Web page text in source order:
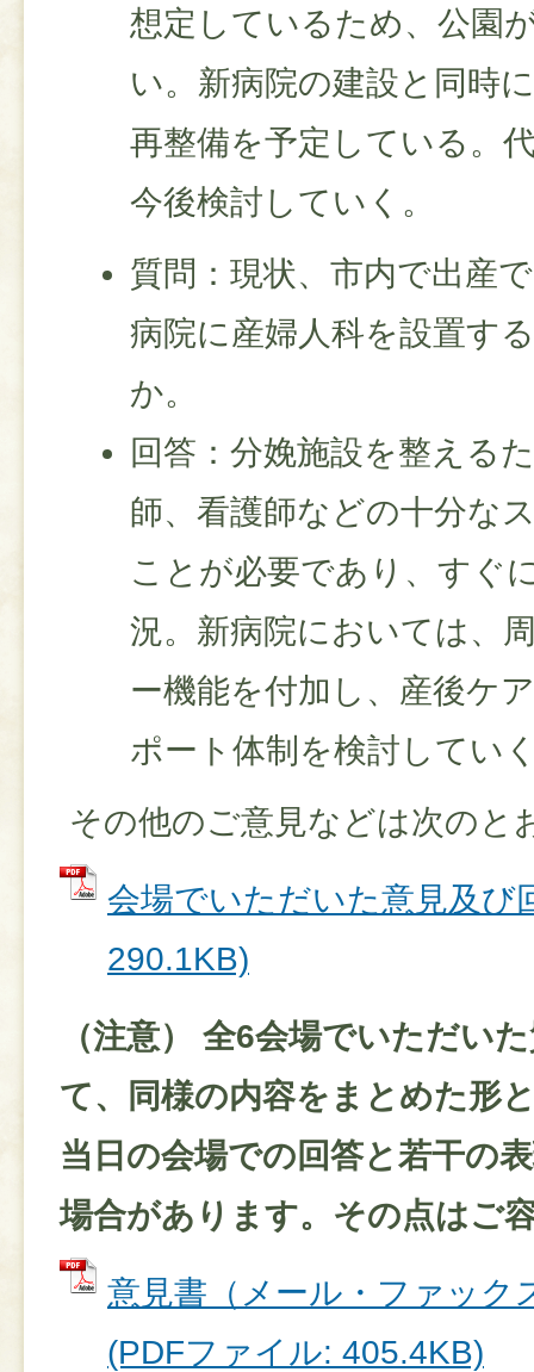
想定しているため、公園
い。新病院の建設と同時
再整備を予定している。
今後検討していく。
質問：現状、市内で出産
病院に産婦人科を設置す
か。
回答：分娩施設を整える
師、看護師などの十分な
ことが必要であり、すぐ
況。新病院においては、
ー機能を付加し、産後ケ
ポート体制を検討してい
その他のご意見などは次のと
会場でいただいた意見及び
290.1KB)
（注意） 全6会場でいただい
て、同様の内容をまとめた形
当日の会場での回答と若干の
場合があります。その点はご
意見書（メール・ファック
(PDFファイル: 405.4KB)